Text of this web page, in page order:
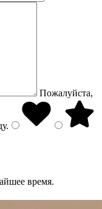
Пожалуйста,
.
время.